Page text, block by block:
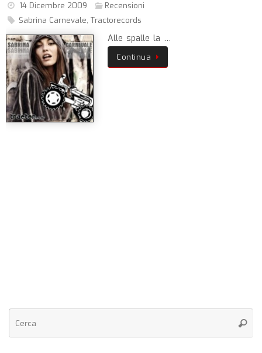
14 Dicembre 2009
Recensioni
Sabrina Carnevale, Tractorecords
Alle spalle la …
Continua